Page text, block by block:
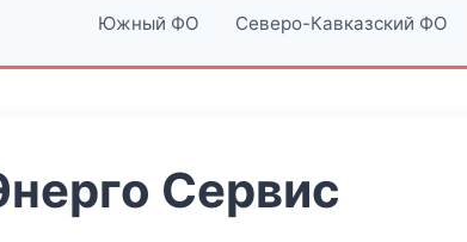
Южный ФО Северо-Кавказский ФО
Сервис